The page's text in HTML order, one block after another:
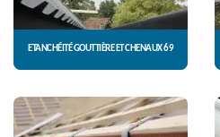
ETANCHÉITÉ GOUTTIÈRE ET CHENAUX 69